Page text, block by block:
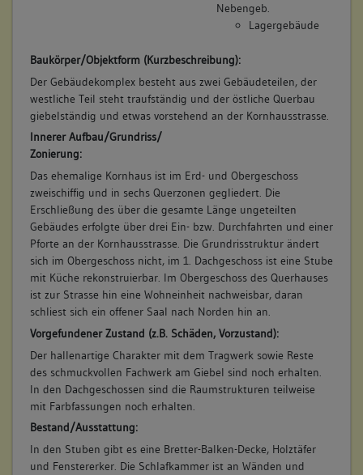
Nebengeb.
Lagergebäude
Baukörper/Objektform (Kurzbeschreibung):
Der Gebäudekomplex besteht aus zwei Gebäudeteilen, der
westliche Teil steht traufständig und der östliche Querbau
giebelständig und etwas vorstehend an der Kornhausstrasse.
Innerer Aufbau/Grundriss/
Zonierung:
Das ehemalige Kornhaus ist im Erd- und Obergeschoss
zweischiffig und in sechs Querzonen gegliedert. Die
Erschließung des über die gesamte Länge ungeteilten
Gebäudes erfolgte über drei Ein- bzw. Durchfahrten und einer
Pforte an der Kornhausstrasse. Die Grundrisstruktur ändert
sich im Obergeschoss nicht, im 1. Dachgeschoss ist eine Stube
mit Küche rekonstruierbar. Im Obergeschoss des Querhauses
ist zur Strasse hin eine Wohneinheit nachweisbar, daran
schliest sich ein offener Saal nach Norden hin an.
Vorgefundener Zustand (z.B. Schäden, Vorzustand):
Der hallenartige Charakter mit dem Tragwerk sowie Reste
des schmuckvollen Fachwerk am Giebel sind noch erhalten.
In den Dachgeschossen sind die Raumstrukturen teilweise
mit Farbfassungen noch erhalten.
Bestand/Ausstattung:
In den Stuben gibt es eine Bretter-Balken-Decke, Holztäfer
und Fenstererker. Die Schlafkammer ist an Wänden und